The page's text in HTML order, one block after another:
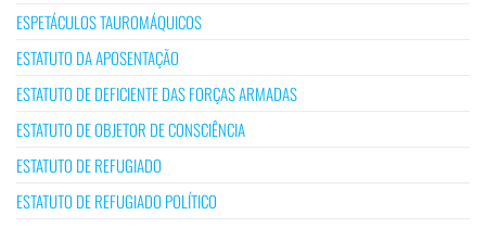
ESPETÁCULOS TAUROMÁQUICOS
ESTATUTO DA APOSENTAÇÃO
ESTATUTO DE DEFICIENTE DAS FORÇAS ARMADAS
ESTATUTO DE OBJETOR DE CONSCIÊNCIA
ESTATUTO DE REFUGIADO
ESTATUTO DE REFUGIADO POLÍTICO